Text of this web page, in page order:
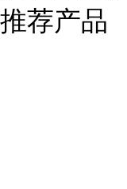
推荐产品